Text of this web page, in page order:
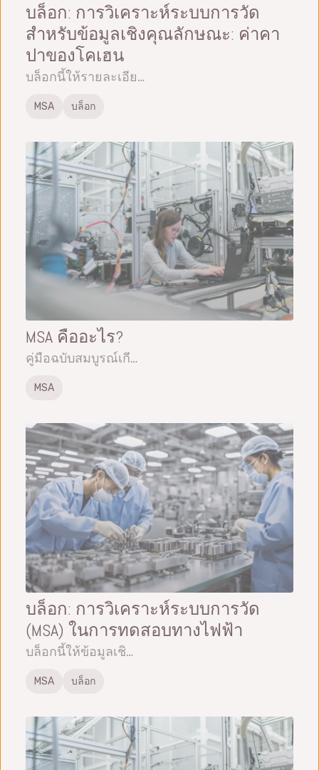
บล็อก: การวิเคราะห์ระบบการวัด
สำหรับข้อมูลเชิงคุณลักษณะ: ค่าคา
ปาของโคเฮน
บล็อกนี้ให้รายละเอีย…
MSA บล็อก
MSA คืออะไร?
คู่มือฉบับสมบูรณ์เกี…
MSA
บล็อก: การวิเคราะห์ระบบการวัด
(MSA) ในการทดสอบทางไฟฟ้า
บล็อกนี้ให้ข้อมูลเชิ…
MSA บล็อก